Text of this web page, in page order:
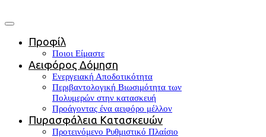
Προφίλ
Ποιοι Είμαστε
Αειφόρος Δόμηση
Ενεργειακή Αποδοτικότητα
Περιβαντολογική Βιωσιμότητα των
Πολυμερών στην κατασκευή
Προάγοντας ένα αειφόρο μέλλον
Πυρασφάλεια Κατασκευών
Προτεινόμενο Ρυθμιστικό Πλαίσιο